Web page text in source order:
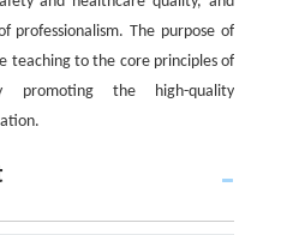
professionalism. The purpose of
teaching to the core principles of
promoting the high-quality